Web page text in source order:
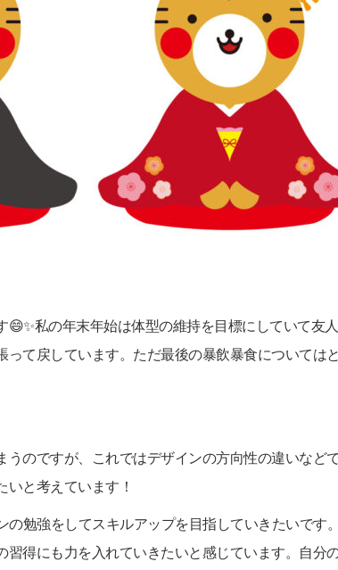
私の年末年始は体型の維持を目標にしていて友
て戻しています。ただ最後の暴飲暴食については
のですが、これではデザインの方向性の違いなど
と考えています！
勉強をしてスキルアップを目指していきたいです
得にも力を入れていきたいと感じています。自分